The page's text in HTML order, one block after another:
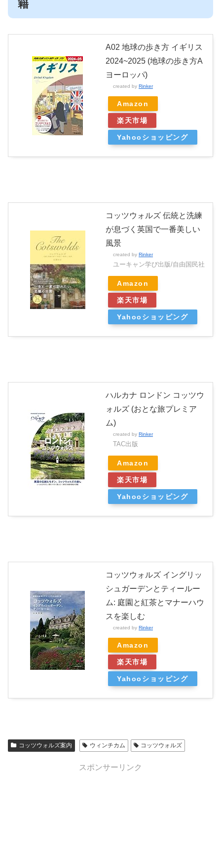
籍
A02 地球の歩き方 イギリス
2024~2025 (地球の歩き方A
ヨーロッパ)
created by Rinker
Amazon
楽天市場
Yahooショッピング
コッツウォルズ 伝統と洗練
が息づく英国で一番美しい
風景
created by Rinker
ユーキャン学び出版/自由国民社
Amazon
楽天市場
Yahooショッピング
ハルカナ ロンドン コッツウ
ォルズ (おとな旅プレミア
ム)
created by Rinker
TAC出版
Amazon
楽天市場
Yahooショッピング
コッツウォルズ イングリッ
シュガーデンとティールー
ム: 庭園と紅茶とマナーハウ
スを楽しむ
created by Rinker
Amazon
楽天市場
Yahooショッピング
コッツウォルズ案内 ウィンチカム コッツウォルズ
スポンサーリンク